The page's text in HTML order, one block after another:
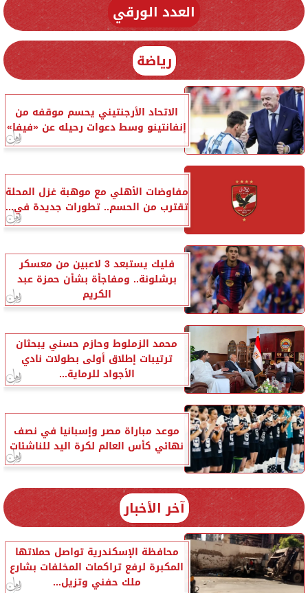
العدد الورقي
رياضة
الاتحاد الأرجنتيني يحسم موقفه من
إنفانتينو وسط دعوات رحيله عن «فيفا»
مفاوضات الأهلي مع موهبة غزل المحلة
تقترب من الحسم.. تطورات جديدة في...
فليك يستبعد 3 لاعبين من معسكر
برشلونة.. ومفاجأة بشأن حمزة عبد
الكريم
محمد الزملوط وحازم حسني يبحثان
ترتيبات إطلاق أولى بطولات نادي
الأجواد للرماية...
موعد مباراة مصر وإسبانيا في نصف
نهائي كأس العالم لكرة اليد للناشئات
آخر الأخبار
محافظة الإسكندرية تواصل حملاتها
المكبرة لرفع تراكمات المخلفات بشارع
ملك حفني وتزيل...